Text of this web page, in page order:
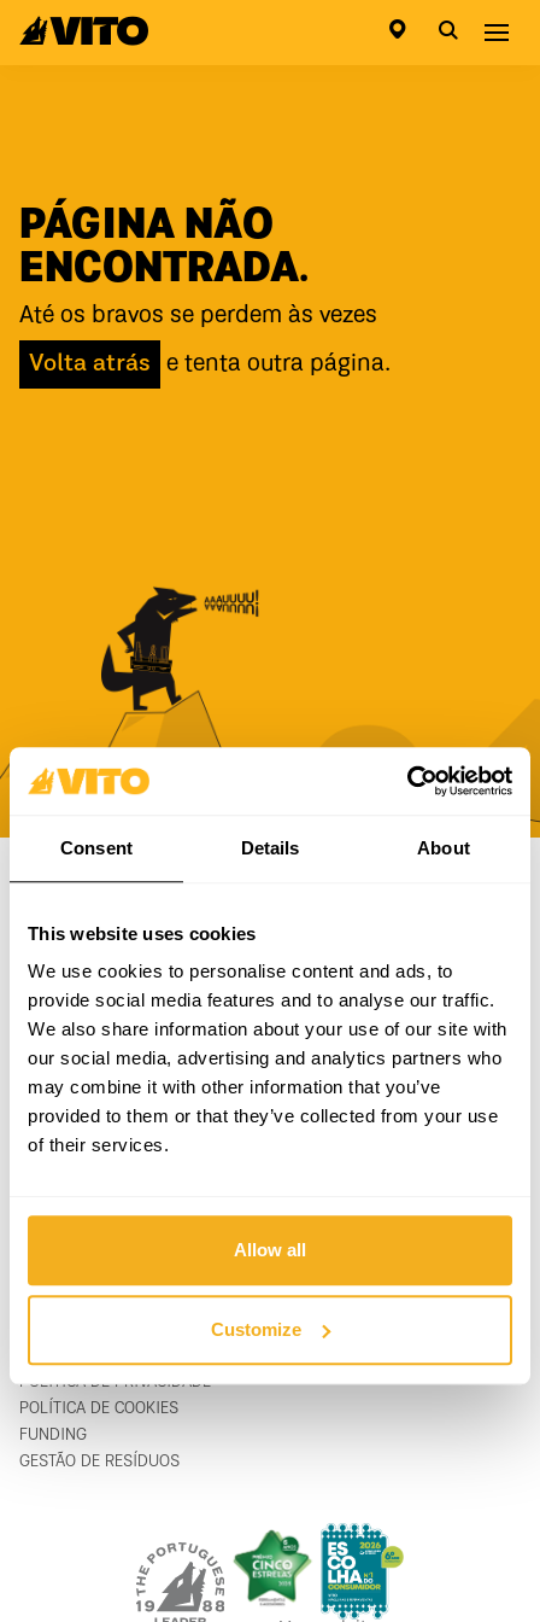
Consent Details About
This website uses cookies
We use cookies to personalise content and ads, to
provide social media features and to analyse our traffic.
We also share information about your use of our site with
our social media, advertising and analytics partners who
may combine it with other information that you’ve
provided to them or that they’ve collected from your use
of their services.
Allow all
Customize
Ir para a página inicial
PÁGINA NÃO
ENCONTRADA.
Até os bravos se perdem às vezes
Volta atrás
e tenta outra página.
PRODUTOS
APOIO & SERVIÇO
SOBRE
CATÁLOGOS
FAQ
CONTACTOS
FORMULÁRIO DE CONTACTO
POLÍTICA DE PRIVACIDADE
POLÍTICA DE COOKIES
FUNDING
GESTÃO DE RESÍDUOS
novidades, promoções e campanhas da VITO.
SUBSCREVER